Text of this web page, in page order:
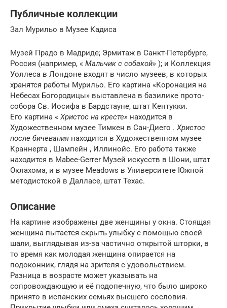
Публичные коллекции
Зал Мурильо в Музее Кадиса
Музей Прадо в Мадриде; Эрмитаж в Санкт-Петербурге,
Россия (например, « Мальчик с собакой» ); и Коллекция
Уоллеса в Лондоне входят в число музеев, в которых
хранятся работы Мурильо. Его картина «Коронация на
Небесах Богородицы» выставлена ​​в базилике прото-
собора Св. Иосифа в Бардстауне, штат Кентукки.
Его картина « Христос на кресте» находится в
Художественном музее Тимкен в Сан-Диего . Христос
после бичевания находится в Художественном музее
Краннерта , Шампейн , Иллинойс. Его работа также
находится в Mabee-Gerrer Музей искусств в Шони, штат
Оклахома, и в музее Meadows в Университете Южной
методистской в Далласе, штат Техас.
Описание
На картине изображены две женщины у окна. Стоящая
женщина пытается скрыть улыбку с помощью своей
шали, выглядывая из-за частично открытой шторки, в
то время как молодая женщина опирается на
подоконник, глядя на зрителя с удовольствием.
Разница в возрасте может указывать на
сопровождающую и её подопечную, что было широко
принято в испанских семьях высшего сословия.